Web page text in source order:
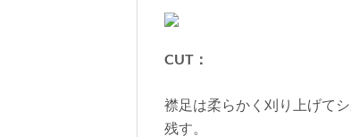
CUT：
襟足は柔らかく刈り上げて
残す。